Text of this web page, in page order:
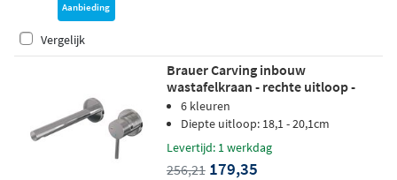
Aanbieding
Vergelijk
Brauer Carving inbouw
wastafelkraan - rechte uitloop -
rozetten - hendel 1 rechts - chroom
6 kleuren
Diepte uitloop: 18,1 - 20,1cm
Levertijd: 1 werkdag
256,21 179,35